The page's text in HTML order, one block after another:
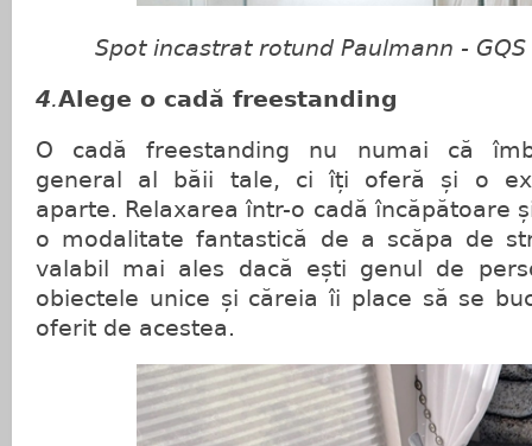
Spot incastrat rotund Paulmann -
4.Alege o cadă freestanding
O cadă freestanding nu numai că
general al băii tale, ci îți oferă și o
aparte. Relaxarea într-o cadă încăpătoare
o modalitate fantastică de a scăpa de
valabil mai ales dacă ești genul de
obiectele unice și căreia îi place să se
oferit de acestea.